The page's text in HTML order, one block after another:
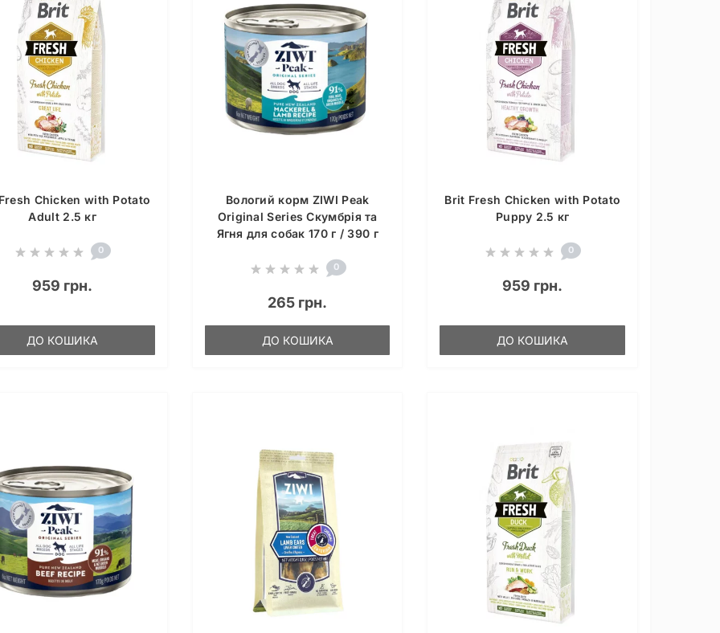
Chicken with Potato
Adult 2.5 кг
0
959 грн.
ДО КОШИКА
Вологий корм ZIWI Peak
Original Series Скумбрія та
Ягня для собак 170 г / 390 г
0
265 грн.
ДО КОШИКА
Brit Fresh Chicken with Potato
Puppy 2.5 кг
0
959 грн.
ДО КОШИКА